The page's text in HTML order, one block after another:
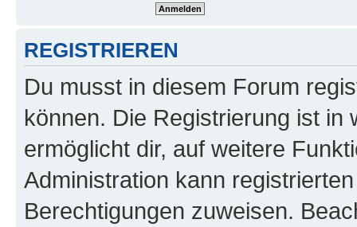
REGISTRIEREN
Du musst in diesem Forum
können. Die Registrierung ist in
ermöglicht dir, auf weitere
Administration kann
Berechtigungen zuweisen.